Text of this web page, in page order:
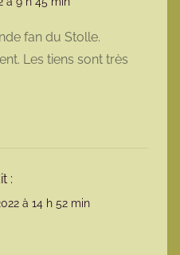
fan du Stolle.
Les tiens sont très
:
à 14 h 52 min